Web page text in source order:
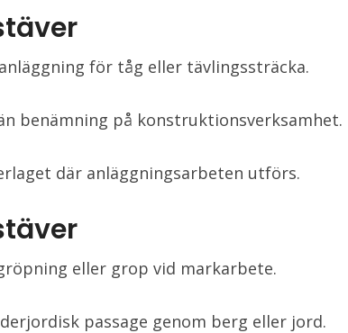
för tåg eller tävlingssträcka.
benämning på konstruktionsverksamhet.
där anläggningsarbeten utförs.
eller grop vid markarbete.
passage genom berg eller jord.